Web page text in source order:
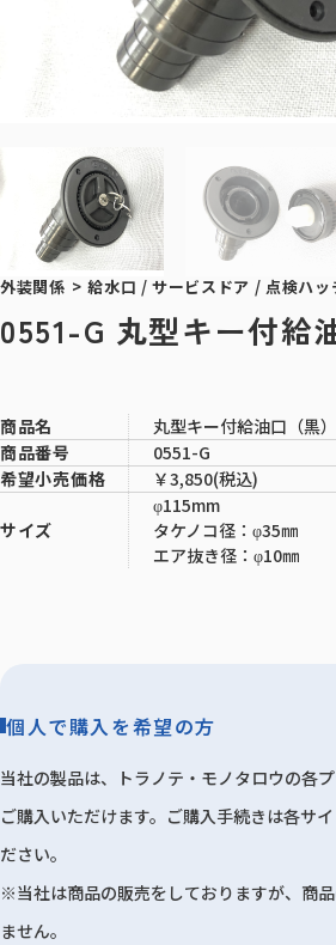
外装関係 > 給水口 / サービスドア / 点検ハッ
0551-G 丸型キー付給
商品名
丸型キー付給油口（黒）
商品番号
0551-G
希望小売価格
￥3,850(税込)
サイズ
φ115mm
タケノコ径：φ35㎜
エア抜き径：φ10㎜
個人で購入を希望の方
当社の製品は、トラノテ・モノタロウの各
ご購入いただけます。ご購入手続きは各サ
ださい。
※当社は商品の販売をしておりますが、商
ません。